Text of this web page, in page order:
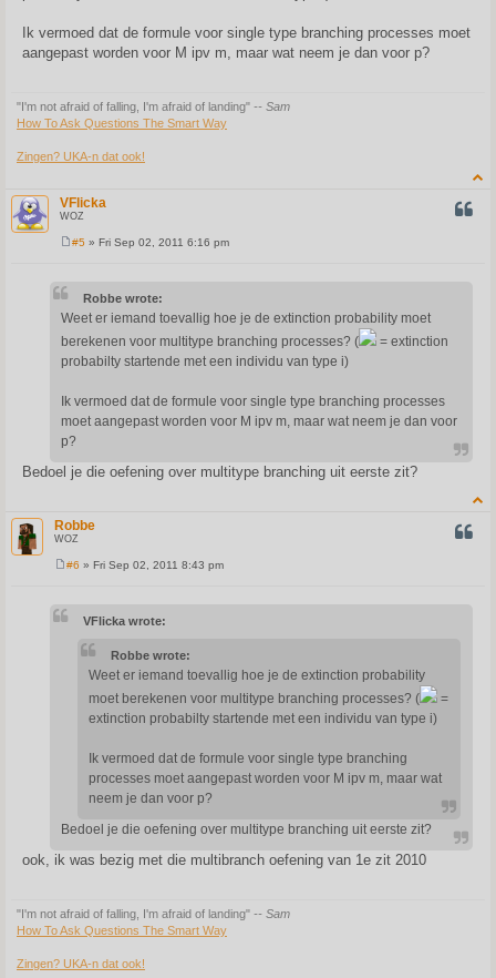
Ik vermoed dat de formule voor single type branching processes moet
aangepast worden voor M ipv m, maar wat neem je dan voor p?
"I'm not afraid of falling, I'm afraid of landing" -- Sam
How To Ask Questions The Smart Way
Zingen? UKA-n dat ook!
VFlicka
WOZ
#5 » Fri Sep 02, 2011 6:16 pm
Robbe wrote:
Weet er iemand toevallig hoe je de extinction probability moet
berekenen voor multitype branching processes? (
= extinction
probabilty startende met een individu van type i)
Ik vermoed dat de formule voor single type branching processes
moet aangepast worden voor M ipv m, maar wat neem je dan voor
p?
Bedoel je die oefening over multitype branching uit eerste zit?
Robbe
WOZ
t
#6 » Fri Sep 02, 2011 8:43 pm
VFlicka wrote:
Robbe wrote:
Weet er iemand toevallig hoe je de extinction probability
moet berekenen voor multitype branching processes? (
=
extinction probabilty startende met een individu van type i)
Ik vermoed dat de formule voor single type branching
processes moet aangepast worden voor M ipv m, maar wat
neem je dan voor p?
Bedoel je die oefening over multitype branching uit eerste zit?
ook, ik was bezig met die multibranch oefening van 1e zit 2010
"I'm not afraid of falling, I'm afraid of landing" -- Sam
How To Ask Questions The Smart Way
Zingen? UKA-n dat ook!